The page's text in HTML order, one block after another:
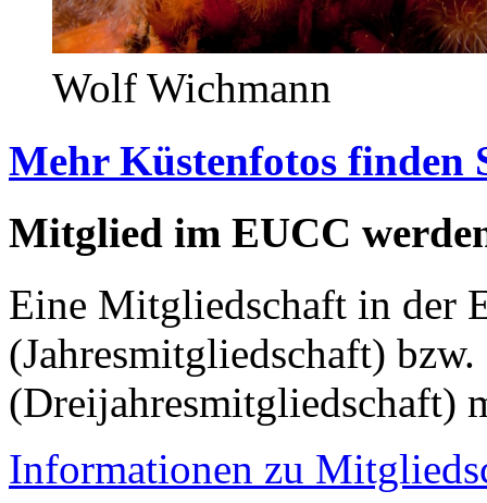
Wolf Wichmann
Mehr Küstenfotos finden
Mitglied im EUCC
Eine Mitgliedschaft in der
(Jahresmitgliedschaft)
(Dreijahresmitgliedschaft)
Informationen zu